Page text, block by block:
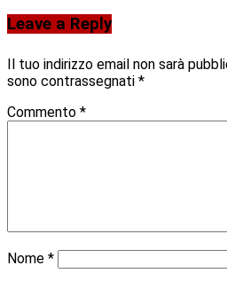
Leave a Reply
Il tuo indirizzo email non sarà
sono contrassegnati *
Commento *
Nome *